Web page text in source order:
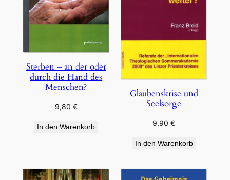
Sterben – an der oder
durch die Hand des
Menschen?
9,80 €
In den Warenkorb
Glaubenskrise und
Seelsorge
9,90€
In den Warenkorb